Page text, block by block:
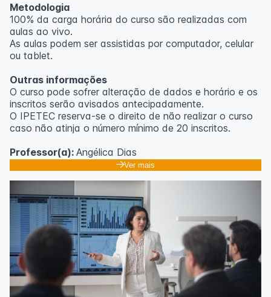
Metodologia
100% da carga horária do curso são realizadas com
aulas ao vivo.
As aulas podem ser assistidas por computador, celular
ou tablet.
Outras informações
O curso pode sofrer alteração de dados e horário e os
inscritos serão avisados ​​antecipadamente.
O IPETEC reserva-se o direito de não realizar o curso
caso não atinja o número mínimo de 20 inscritos.
Professor(a): Angélica Dias
Ver mais